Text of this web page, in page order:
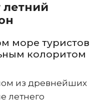
летний
море туристов
колоритом
из древнейших
летнего